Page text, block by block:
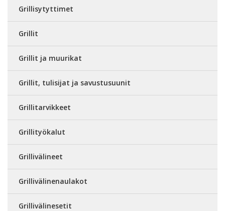
Grillisytyttimet
Grillit
Grillit ja muurikat
Grillit, tulisijat ja savustusuunit
Grillitarvikkeet
Grillityökalut
Grillivälineet
Grillivälinenaulakot
Grillivälinesetit